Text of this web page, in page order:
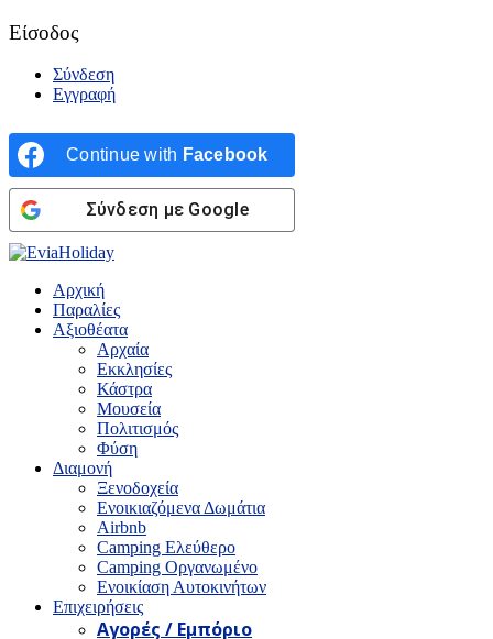
Είσοδος
Σύνδεση
Εγγραφή
Continue with Facebook
Σύνδεση με Google
Αρχική
Παραλίες
Αξιοθέατα
Αρχαία
Εκκλησίες
Κάστρα
Μουσεία
Πολιτισμός
Φύση
Διαμονή
Ξενοδοχεία
Ενοικιαζόμενα Δωμάτια
Airbnb
Camping Ελεύθερο
Camping Οργανωμένο
Ενοικίαση Αυτοκινήτων
Επιχειρήσεις
Αγορές / Εμπόριο